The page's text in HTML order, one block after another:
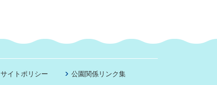
サイトポリシー 公園関係リンク集